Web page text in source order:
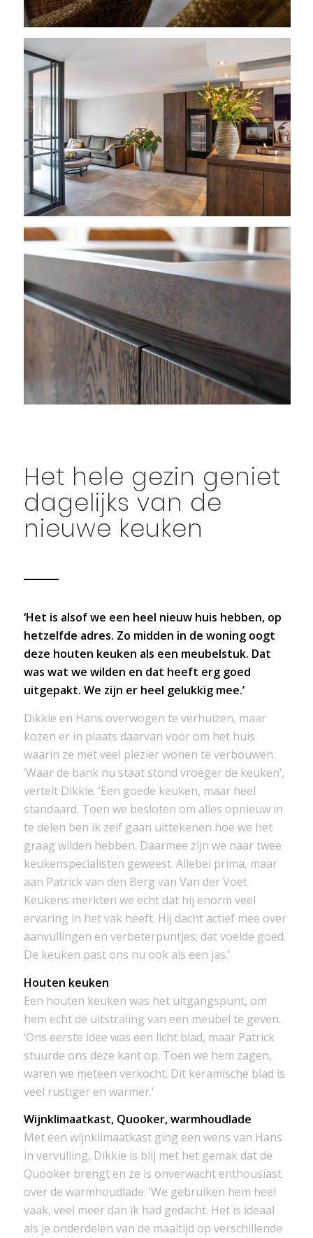
Het hele gezin geniet
dagelijks van de
nieuwe keuken
‘Het is alsof we een heel nieuw huis hebben, op
hetzelfde adres. Zo midden in de woning oogt
deze houten keuken als een meubelstuk. Dat
was wat we wilden en dat heeft erg goed
uitgepakt. We zijn er heel gelukkig mee.’
Dikkie en Hans overwogen te verhuizen, maar
kozen er in plaats daarvan voor om het huis
waarin ze met veel plezier wonen te verbouwen.
‘Waar de bank nu staat stond vroeger de keuken’,
vertelt Dikkie. ‘Een goede keuken, maar heel
standaard. Toen we besloten om alles opnieuw in
te delen ben ik zelf gaan uittekenen hoe we het
graag wilden hebben. Daarmee zijn we naar twee
keukenspecialisten geweest. Allebei prima, maar
aan Patrick van den Berg van Van der Voet
Keukens merkten we echt dat hij enorm veel
ervaring in het vak heeft. Hij dacht actief mee over
aanvullingen en verbeterpuntjes; dat voelde goed.
De keuken past ons nu ook als een jas.’
Houten keuken
Een houten keuken was het uitgangspunt, om
hem echt de uitstraling van een meubel te geven.
‘Ons eerste idee was een licht blad, maar Patrick
stuurde ons deze kant op. Toen we hem zagen,
waren we meteen verkocht. Dit keramische blad is
veel rustiger en warmer.’
Wijnklimaatkast, Quooker, warmhoudlade
Met een wijnklimaatkast ging een wens van Hans
in vervulling, Dikkie is blij met het gemak dat de
Quooker brengt en ze is onverwacht enthousiast
over de warmhoudlade. ‘We gebruiken hem heel
vaak, veel meer dan ik had gedacht. Het is ideaal
als je onderdelen van de maaltijd op verschillende